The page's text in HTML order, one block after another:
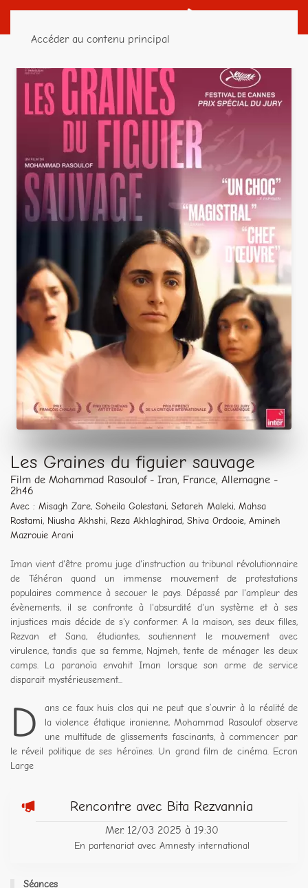
Accéder au contenu principal
Les Graines du figuier sauvage
Film de Mohammad Rasoulof - Iran, France, Allemagne -
2h46
Avec : Misagh Zare, Soheila Golestani, Setareh Maleki, Mahsa
Rostami, Niusha Akhshi, Reza Akhlaghirad, Shiva Ordooie, Amineh
Mazrouie Arani
Iman vient d'être promu juge d'instruction au tribunal révolutionnaire
de Téhéran quand un immense mouvement de protestations
populaires commence à secouer le pays. Dépassé par l'ampleur des
évènements, il se confronte à l'absurdité d'un système et à ses
injustices mais décide de s'y conformer. A la maison, ses deux filles,
Rezvan et Sana, étudiantes, soutiennent le mouvement avec
virulence, tandis que sa femme, Najmeh, tente de ménager les deux
camps. La paranoïa envahit Iman lorsque son arme de service
disparait mystérieusement...
D
ans ce faux huis clos qui ne peut que s’ouvrir à la réalité de
la violence étatique iranienne, Mohammad Rasoulof observe
une multitude de glissements fascinants, à commencer par
le réveil politique de ses héroïnes. Un grand film de cinéma. Ecran
Large
Rencontre avec Bita Rezvannia
Mer. 12/03 2025 à 19:30
En partenariat avec Amnesty international
Séances